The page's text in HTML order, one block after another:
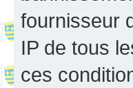
fournisseur
IP de tous
ces